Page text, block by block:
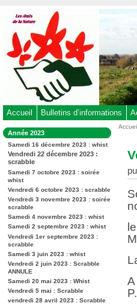
au
contenu
-
Aller
au
menu
-
à
la
recherche
Accueil Bulletins d’informations
Dans
la
rubrique
:
Année 2023
Samedi 16 décembre 2023 : whist
Vendredi 22 décembre 2023 :
scrabble
Samedi 7 octobre 2023 : soirée
whist
Vendredi 6 octobre 2023 : scrabble
Vendredi 3 novembre 2023 : soirée
scrabble
Samedi 4 novembre 2023 : whist
Samedi 2 septembre 2023 : whist
Vendredi 1er septembre 2023 :
scrabble
Samedi 3 juin 2023 : whist
Vendredi 2 juin 2023 : Scrabble
ANNULE
Samedi 20 mai 2023 : Whist
Vendredi 5 mai : Scrabble
vendredi 28 avril 2023 : Scrabble